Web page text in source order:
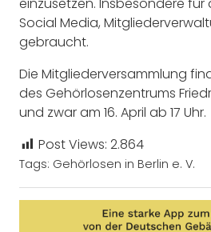
einzusetzen. Insbesondere
Social Media,
gebraucht.
Die Mitgliederversammlung
des Gehörlosenzentrums
und zwar am 16. April ab 17 Uhr.
Post Views: 2.864
Tags: Gehörlosen in Berlin e. V.